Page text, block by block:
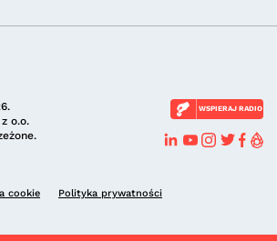
o.o.
WSPIERAJ RADIO
cookie Polityka prywatności